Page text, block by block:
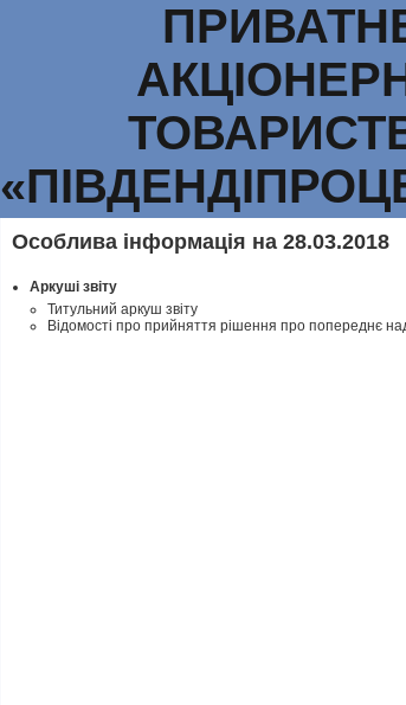
Особлива інформація на 28.03.2018
Аркуші звіту
Титульний аркуш звіту
Відомості про прийняття рішення про попереднє